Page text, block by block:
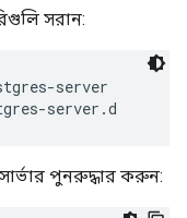
সরান:
server
server.d
পুনরুদ্ধার করুন: